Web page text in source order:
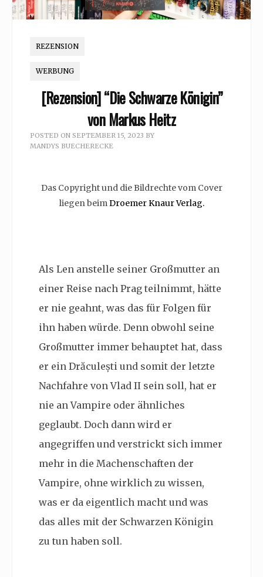
REZENSION
WERBUNG
[Rezension] “Die Schwarze Königin”
von Markus Heitz
POSTED ON SEPTEMBER 15, 2023 BY
MANDYS BUECHERECKE
Das Copyright und die Bildrechte vom Cover
liegen beimDroemer Knaur Verlag.
Als Len anstelle seiner Großmutter an
einer Reise nach Prag teilnimmt, hätte
er nie geahnt, was das für Folgen für
ihn haben würde. Denn obwohl seine
Großmutter immer behauptet hat, dass
er ein Drăculești und somit der letzte
Nachfahre von Vlad II sein soll, hat er
nie an Vampire oder ähnliches
geglaubt. Doch dann wird er
angegriffen und verstrickt sich immer
mehr in die Machenschaften der
Vampire, ohne wirklich zu wissen,
was er da eigentlich macht und was
das alles mit der Schwarzen Königin
zu tun haben soll.